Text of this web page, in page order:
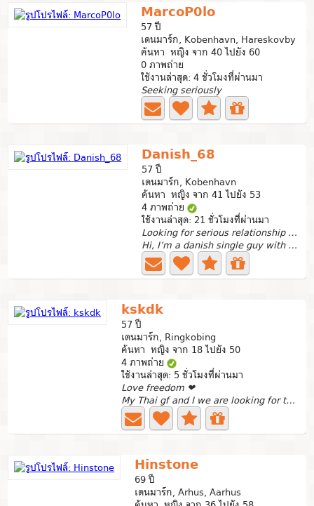
MarcoP0lo
57 ปี
เดนมาร์ก, Kobenhavn, Hareskovby
ค้นหา หญิง จาก 40 ไปยัง 60
0 ภาพถ่าย
ใช้งานล่าสุด: 4 ชั่วโมงที่ผ่านมา
Seeking seriously
Danish_68
57 ปี
เดนมาร์ก, Kobenhavn
ค้นหา หญิง จาก 41 ไปยัง 53
4 ภาพถ่าย
ใช้งานล่าสุด: 21 ชั่วโมงที่ผ่านมา
Looking for serious relationship / marriage❤
Hi, I’m a danish single guy with grown kids. I live...
kskdk
57 ปี
เดนมาร์ก, Ringkobing
ค้นหา หญิง จาก 18 ไปยัง 50
4 ภาพถ่าย
ใช้งานล่าสุด: 5 ชั่วโมงที่ผ่านมา
Love freedom ❤
My Thai gf and I we are looking for threesome, guys or...
Hinstone
69 ปี
เดนมาร์ก, Arhus, Aarhus